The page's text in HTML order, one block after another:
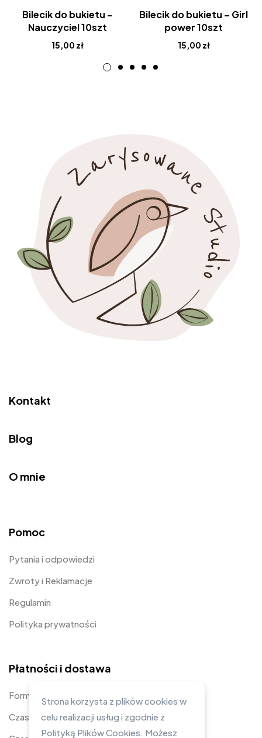
Bilecik do bukietu -
Nauczyciel 10szt
15,00 zł
Bilecik do bukietu – Girl
power 10szt
15,00 zł
Kontakt
Blog
O mnie
Pomoc
Pytania i odpowiedzi
Zwroty i Reklamacje
Regulamin
Polityka prywatności
Płatności i dostawa
Formy płatności
Czas i koszty dostawy
Strona korzysta z plików cookies w
celu realizacji usług i zgodnie z
Polityką Plików Cookies. Możesz